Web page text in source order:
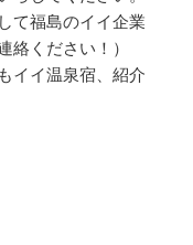
て福島のイイ企業
絡ください！）
イイ温泉宿、紹介